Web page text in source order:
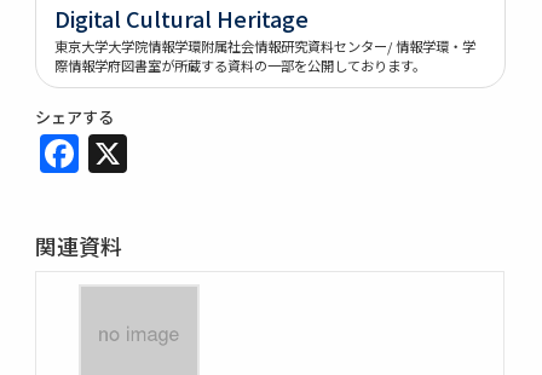
Digital Cultural Heritage
東京大学大学院情報学環附属社会情報研究資料センター/ 情報学環・学
際情報学府図書室が所蔵する資料の一部を公開しております。
シェアする
Facebook
関連資料